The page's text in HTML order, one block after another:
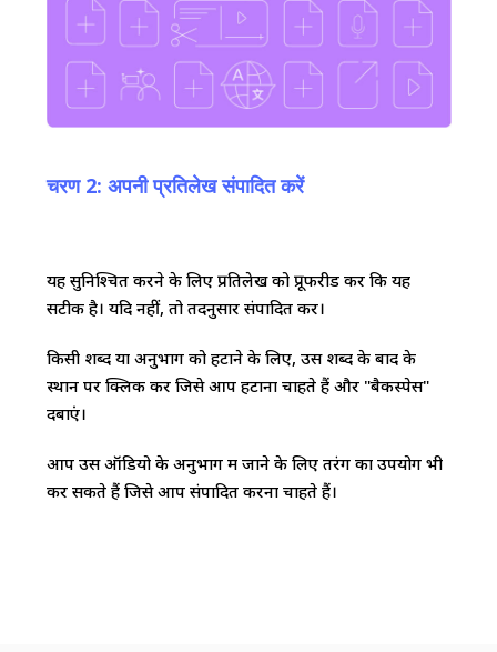
चरण 2: अपनी प्रतिलेख संपादित करें
यह सुनिश्चित करने के लिए प्रतिलेख को प्रूफरीड करें कि यह
सटीक है। यदि नहीं, तो तदनुसार संपादित करें।
किसी शब्द या अनुभाग को हटाने के लिए, उस शब्द के बाद के
स्थान पर क्लिक करें जिसे आप हटाना चाहते हैं और "बैकस्पेस"
दबाएं।
आप उस ऑडियो के अनुभाग में जाने के लिए तरंग का उपयोग भी
कर सकते हैं जिसे आप संपादित करना चाहते हैं।